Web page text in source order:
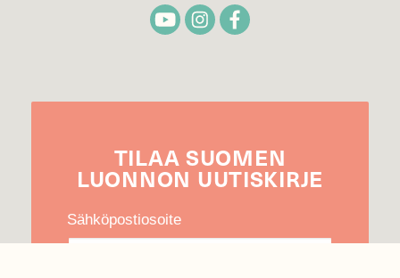
TILAA SUOMEN
LUONNON UUTIS­KIRJE
Sähköpostiosoite